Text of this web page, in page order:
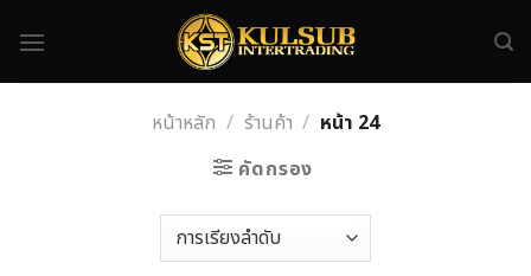
หน้าหลัก / ร้านค้า / หน้า 24
คัดกรอง